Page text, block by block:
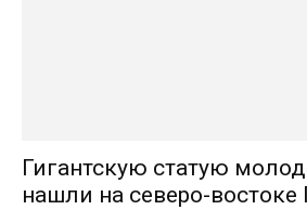
Гигантскую статую
нашли на северо-востоке